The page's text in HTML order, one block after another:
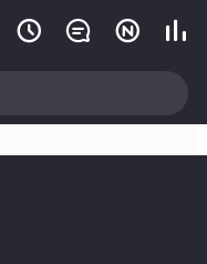
   